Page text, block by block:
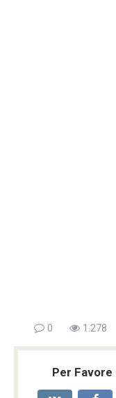
0 1.278
Per Favore